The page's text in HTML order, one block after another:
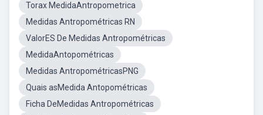
Torax MedidaAntropometrica
Medidas Antropométricas RN
ValorES De Medidas Antropométricas
MedidaAntopométricas
Medidas AntropométricasPNG
Quais asMedida Antopométricas
Ficha DeMedidas Antropométricas